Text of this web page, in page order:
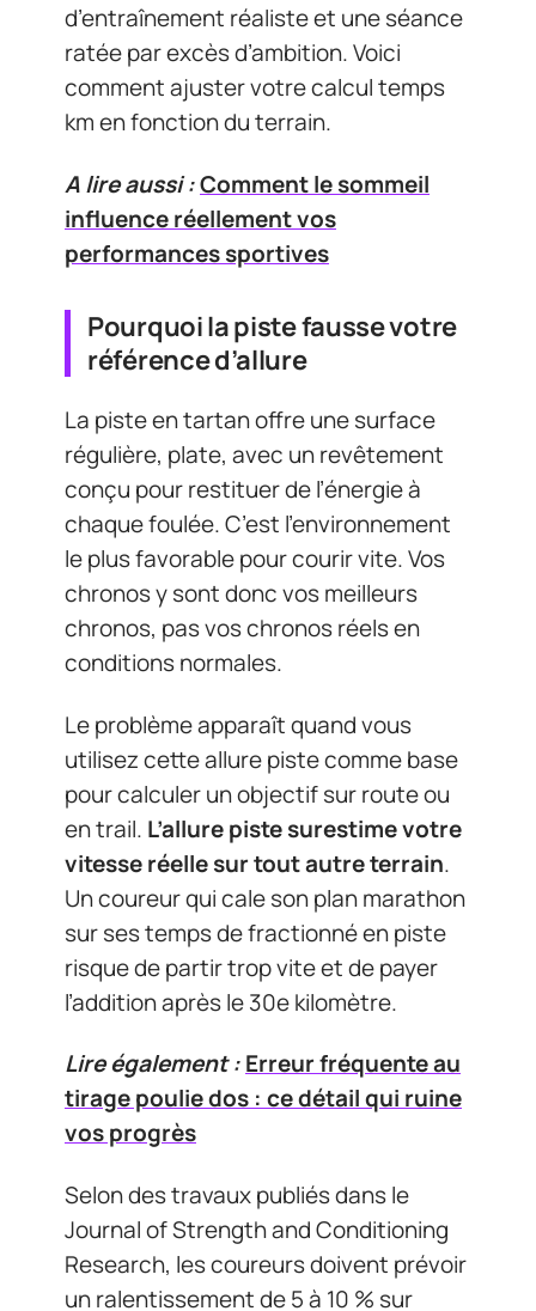
d’entraînement réaliste et une séance
ratée par excès d’ambition. Voici
comment ajuster votre calcul temps
km en fonction du terrain.
A lire aussi :Comment le sommeil
influence réellement vos
performances sportives
Pourquoi la piste fausse votre
référence d’allure
La piste en tartan offre une surface
régulière, plate, avec un revêtement
conçu pour restituer de l’énergie à
chaque foulée. C’est l’environnement
le plus favorable pour courir vite. Vos
chronos y sont donc vos meilleurs
chronos, pas vos chronos réels en
conditions normales.
Le problème apparaît quand vous
utilisez cette allure piste comme base
pour calculer un objectif sur route ou
en trail. L’allure piste surestime votre
vitesse réelle sur tout autre terrain.
Un coureur qui cale son plan marathon
sur ses temps de fractionné en piste
risque de partir trop vite et de payer
l’addition après le 30e kilomètre.
Lire également :Erreur fréquente au
tirage poulie dos : ce détail qui ruine
vos progrès
Selon des travaux publiés dans le
Journal of Strength and Conditioning
Research, les coureurs doivent prévoir
un ralentissement de 5 à 10 % sur